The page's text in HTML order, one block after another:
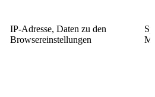
IP-Adresse, Daten zu den
Browsereinstellungen